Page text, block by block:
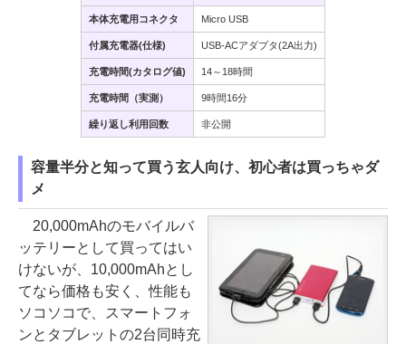
本体充電用コネクタ Micro USB
付属充電器(仕様) USB-ACアダプタ(2A出力)
充電時間(カタログ値) 14～18時間
充電時間（実測） 9時間16分
繰り返し利用回数 非公開
容量半分と知って買う玄人向け、初心者は買っちゃダ
メ
20,000mAhのモバイルバ
ッテリーとして買ってはい
けないが、10,000mAhとし
てなら価格も安く、性能も
ソコソコで、スマートフォ
ンとタブレットの2台同時充